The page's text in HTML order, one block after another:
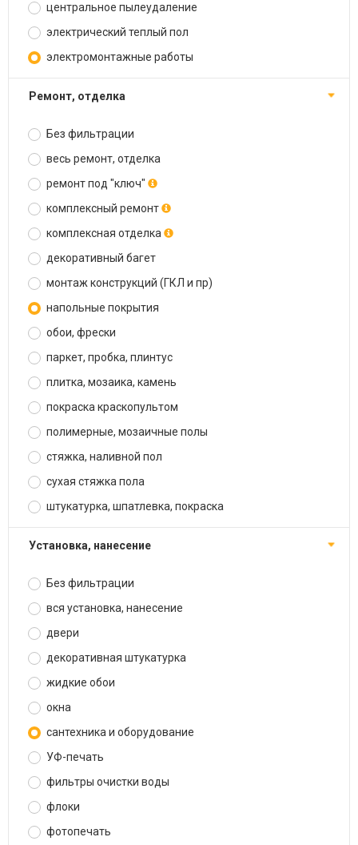
центральное пылеудаление
электрический теплый пол
электромонтажные работы
ремонт, отделка
Без фильтрации
весь ремонт, отделка
ремонт под "ключ"
комплексный ремонт
комплексная отделка
декоративный багет
монтаж конструкций (ГКЛ и пр)
напольные покрытия
обои, фрески
паркет, пробка, плинтус
плитка, мозаика, камень
покраска краскопультом
полимерные, мозаичные полы
стяжка, наливной пол
сухая стяжка пола
штукатурка, шпатлевка, покраска
установка, нанесение
Без фильтрации
вся установка, нанесение
двери
декоративная штукатурка
жидкие обои
окна
сантехника и оборудование
УФ-печать
фильтры очистки воды
флоки
фотопечать